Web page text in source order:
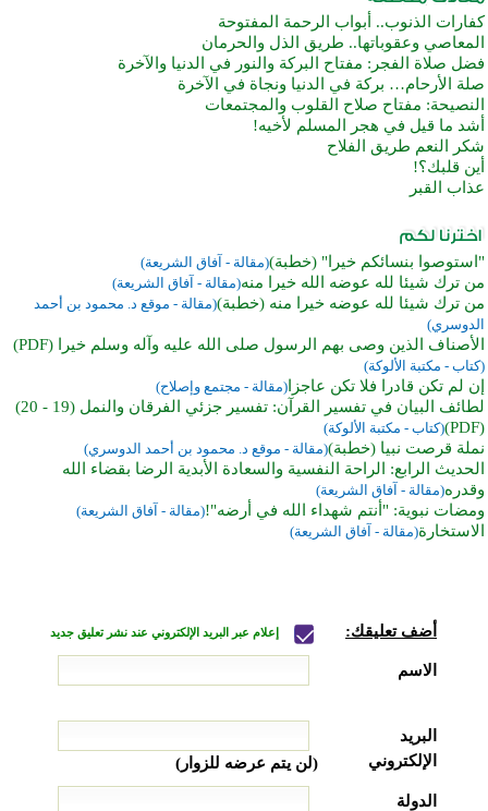
كفارات الذنوب.. أبواب الرحمة المفتوحة
المعاصي وعقوباتها.. طريق الذل والحرمان
فضل صلاة الفجر: مفتاح البركة والنور في الدنيا والآخرة
صلة الأرحام… بركة في الدنيا ونجاة في الآخرة
النصيحة: مفتاح صلاح القلوب والمجتمعات
أشد ما قيل في هجر المسلم لأخيه!
شكر النعم طريق الفلاح
أين قلبك؟!
عذاب القبر
"استوصوا بنسائكم خيرا" (خطبة)(مقالة - آفاق الشريعة)
من ترك شيئا لله عوضه الله خيرا منه(مقالة - آفاق الشريعة)
من ترك شيئا لله عوضه خيرا منه (خطبة)(مقالة - موقع د. محمود بن أحمد
الدوسري)
الأصناف الذين وصى بهم الرسول صلى الله عليه وآله وسلم خيرا (PDF)
(كتاب - مكتبة الألوكة)
إن لم تكن قادرا فلا تكن عاجزا (مقالة - مجتمع وإصلاح)
لطائف البيان في تفسير القرآن: تفسير جزئي الفرقان والنمل (19 - 20)
(PDF)
(كتاب - مكتبة الألوكة)
نملة قرصت نبيا (خطبة)(مقالة - موقع د. محمود بن أحمد الدوسري)
الحديث الرابع: الراحة النفسية والسعادة الأبدية الرضا بقضاء الله
وقدره(مقالة - آفاق الشريعة)
ومضات نبوية: "أنتم شهداء الله في أرضه"!(مقالة - آفاق الشريعة)
الاستخارة(مقالة - آفاق الشريعة)
أضف تعليقك: إعلام عبر البريد الإلكتروني عند نشر تعليق جديد
الاسم
البريد
الإلكتروني
(لن يتم عرضه للزوار)
الدولة